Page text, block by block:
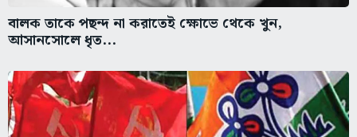
বালক তাকে পছন্দ না করাতেই ক্ষোভে থেকে খুন,
আসানসোলে ধৃত...